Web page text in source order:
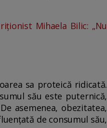
Mihaela Bilic: „Nu
sa proteică ridicată.
său este puternică,
asemenea, obezitatea,
de consumul său,